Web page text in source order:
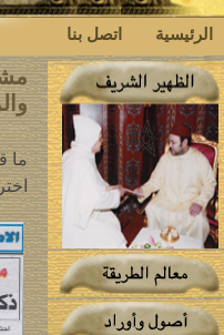
الرئيسية اتصل بنا
ما